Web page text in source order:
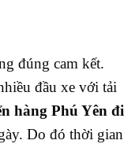
đúng cam kết.
đầu xe với tải
hàng Phú Yên đi
Do đó thời gian